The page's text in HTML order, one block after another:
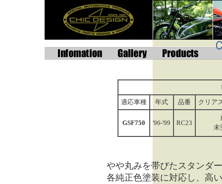
適応車種
年式 品番 クリア
GSF750 '96-'99 RC23
未
やや丸みを帯びたスタンダ
各純正色塗装に対応し、高